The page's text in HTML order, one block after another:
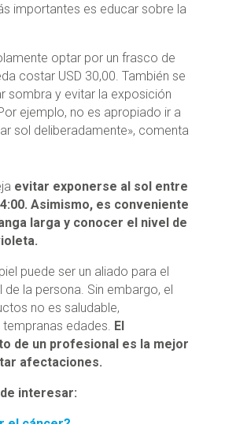
importantes es educar sobre la
optar por un frasco de
costar USD 30,00. También se
sombra y evitar la exposición
ejemplo, no es apropiado ir a
sol deliberadamente», comenta
evitar exponerse al sol entre
Asimismo, es conveniente
larga y conocer el nivel de
puede ser un aliado para el
de la persona. Sin embargo, el
no es saludable,
edades. El
de un profesional es la mejor
afectaciones.
interesar: